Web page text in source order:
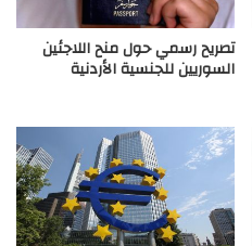
تصريح رسمي حول منح اللاجئين
السوريين للجنسية الأردنية